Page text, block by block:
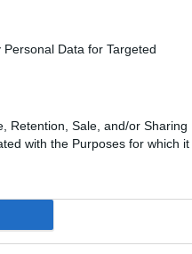
with the Purposes for which it